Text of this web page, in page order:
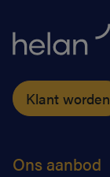
Klant worden
Ons aanbod